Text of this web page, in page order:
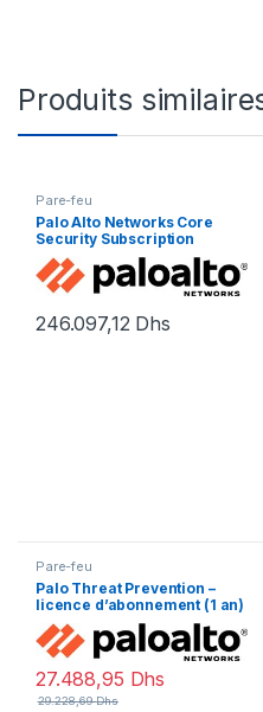
Produits
Pare-feu
Palo Alto Networks Core
Security Subscription
Bundle Advanced Threat
Prevention, Advanced URL
Filtering, Advanced
246.097,12 Dhs
Pare-feu
Palo Threat Prevention –
licence d’abonnement (1 an)
– 1 périphérique
27.488,95 Dhs
29.228,69Dhs